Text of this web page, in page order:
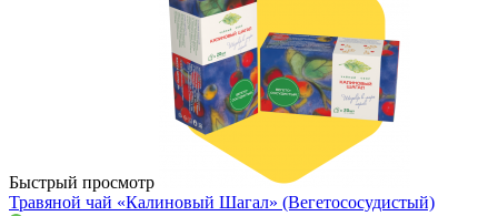
Быстрый просмотр
Травяной чай «Калиновый Шагал» (Вегетососудистый)